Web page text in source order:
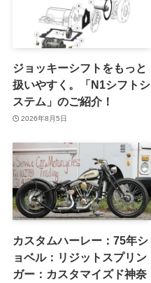
ジョッキーシフトをもっと
扱いやすく。「N1シフトシ
ステム」のご紹介！
2026年8月5日
カスタムハーレー：75年シ
ョベル：リジットスプリン
ガー：カスタマイズド神奈